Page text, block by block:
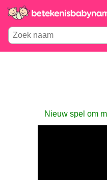
Nieuw spel om